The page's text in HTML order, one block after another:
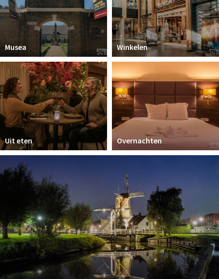
Musea Winkelen
Uit eten Overnachten